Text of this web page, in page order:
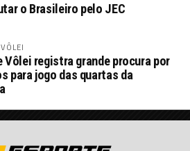
o Brasileiro pelo JEC
registra grande procura por
para jogo das quartas da